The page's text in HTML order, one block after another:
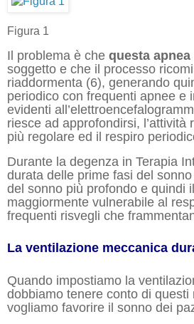
Figura 1
Il problema è che questa apnea
soggetto e che il processo
riaddormenta (6), generando
periodico con frequenti apnee e
evidenti
riesce ad approfondirsi, l’attività
più regolare ed il respiro
Durante la degenza in Terapia
durata delle prime fasi del
del sonno più profondo e quindi
maggiormente vulnerabile al
frequenti risvegli che
La ventilazione meccanica
Quando impostiamo la
dobbiamo tenere conto di questi
vogliamo favorire il sonno dei